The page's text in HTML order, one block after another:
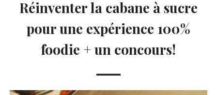
Réinventer la cabane à sucre
pour une expérience 100%
foodie + un concours!